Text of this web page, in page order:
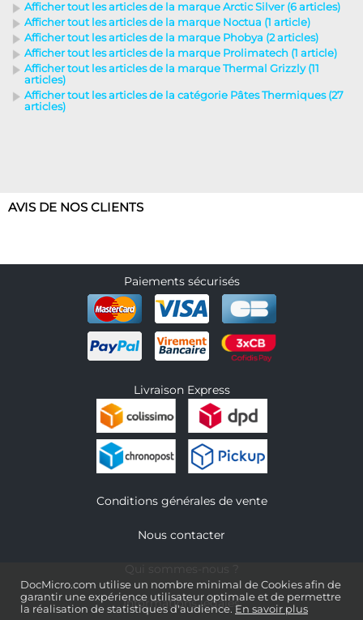
DocMicro.com utilise un nombre minimal de Cookies afin de
garantir une expérience utilisateur optimale et de permettre
la réalisation de statistiques d'audience. En savoir plus
Afficher tout les articles de la marque Arctic Silver (6 articles)
Afficher tout les articles de la marque Noctua (1 article)
Afficher tout les articles de la marque Phobya (2 articles)
Afficher tout les articles de la marque Prolimatech (1 article)
Afficher tout les articles de la marque Thermal Grizzly (11
articles)
Afficher tout les articles de la catégorie Pâtes Thermiques (27
articles)
AVIS DE NOS CLIENTS
Paiements sécurisés
Livraison Express
Conditions générales de vente
Nous contacter
Informations légales